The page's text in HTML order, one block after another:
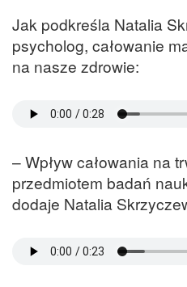
Jak podkreśla Natalia
psycholog, całowanie
na nasze zdrowie:
– Wpływ całowania na
przedmiotem badań
dodaje Natalia